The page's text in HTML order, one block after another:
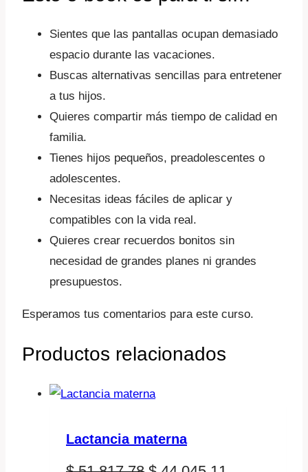
Sientes que las pantallas ocupan demasiado
espacio durante las vacaciones.
Buscas alternativas sencillas para entretener
a tus hijos.
Quieres compartir más tiempo de calidad en
familia.
Tienes hijos pequeños, preadolescentes o
adolescentes.
Necesitas ideas fáciles de aplicar y
compatibles con la vida real.
Quieres crear recuerdos bonitos sin
necesidad de grandes planes ni grandes
presupuestos.
Esperamos tus comentarios para este curso.
Productos relacionados
Lactancia materna